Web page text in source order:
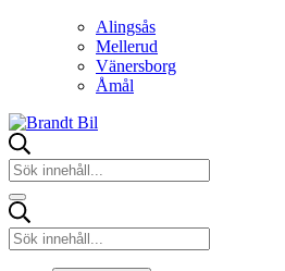
Alingsås
Mellerud
Vänersborg
Åmål